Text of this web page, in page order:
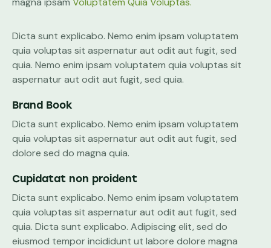
Dicta sunt explicabo. Nemo enim ipsam voluptatem
quia voluptas sit aspernatur aut odit aut fugit, sed
quia. Nemo enim ipsam voluptatem quia voluptas sit
aspernatur aut odit aut fugit, sed quia.
Brand Book
Dicta sunt explicabo. Nemo enim ipsam voluptatem
quia voluptas sit aspernatur aut odit aut fugit, sed
dolore sed do magna quia.
Cupidatat non proident
Dicta sunt explicabo. Nemo enim ipsam voluptatem
quia voluptas sit aspernatur aut odit aut fugit, sed
quia. Dicta sunt explicabo. Adipiscing elit, sed do
eiusmod tempor incididunt ut labore dolore magna